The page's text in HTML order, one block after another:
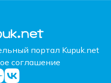
портал Kupuk.net
соглашение